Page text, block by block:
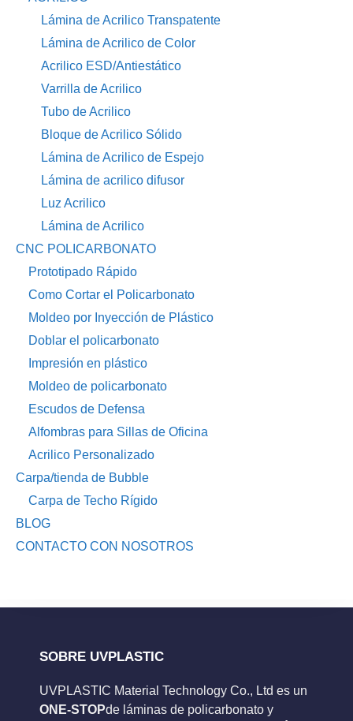
Lámina de Acrilico Transpatente
Lámina de Acrilico de Color
Acrilico ESD/Antiestático
Varrilla de Acrilico
Tubo de Acrilico
Bloque de Acrilico Sólido
Lámina de Acrilico de Espejo
Lámina de acrilico difusor
Luz Acrilico
Lámina de Acrilico
CNC POLICARBONATO
Prototipado Rápido
Como Cortar el Policarbonato
Moldeo por Inyección de Plástico
Doblar el policarbonato
Impresión en plástico
Moldeo de policarbonato
Escudos de Defensa
Alfombras para Sillas de Oficina
Acrilico Personalizado
Carpa/tienda de Bubble
Carpa de Techo Rígido
BLOG
CONTACTO CON NOSOTROS
SOBRE UVPLASTIC
UVPLASTIC Material Technology Co., Ltd es un
ONE-STOPde láminas de policarbonato y